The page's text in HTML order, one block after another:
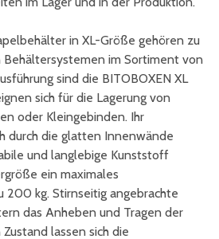
in XL-Größe gehören zu
im Sortiment von
sind die BITOBOXEN XL
sich für die Lagerung von
oder Kleingebinden. Ihr
durch die glatten Innenwände
und langlebige Kunststoff
ein maximales
200 kg. Stirnseitig angebrachte
das Anheben und Tragen der
lassen sich die